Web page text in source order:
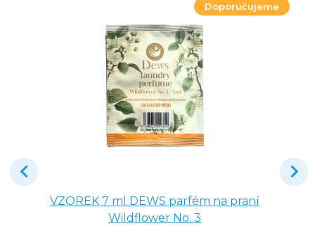
Doporučujeme
VZOREK 7 ml DEWS parfém na praní
Wildflower No. 3